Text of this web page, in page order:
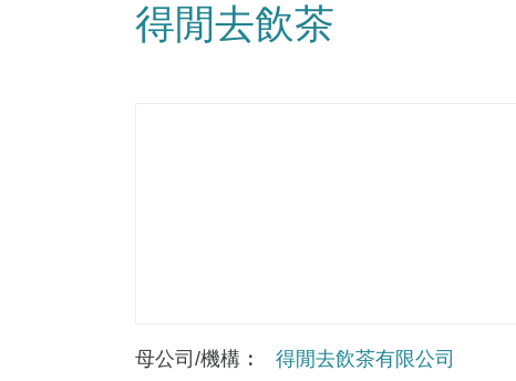
得閒去飲茶
母公司/機構
得閒去飲茶有限公司